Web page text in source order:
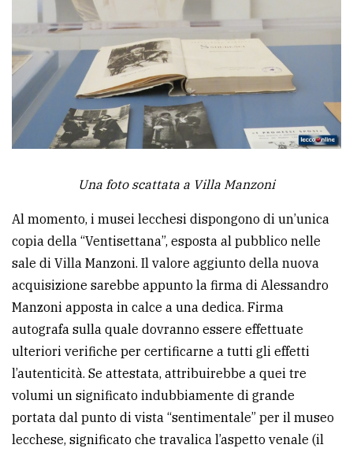
Una foto scattata a Villa Manzoni
Al momento, i musei lecchesi dispongono di un’unica
copia della “Ventisettana”, esposta al pubblico nelle
sale di Villa Manzoni. Il valore aggiunto della nuova
acquisizione sarebbe appunto la firma di Alessandro
Manzoni apposta in calce a una dedica. Firma
autografa sulla quale dovranno essere effettuate
ulteriori verifiche per certificarne a tutti gli effetti
l’autenticità. Se attestata, attribuirebbe a quei tre
volumi un significato indubbiamente di grande
portata dal punto di vista “sentimentale” per il museo
lecchese, significato che travalica l’aspetto venale (il